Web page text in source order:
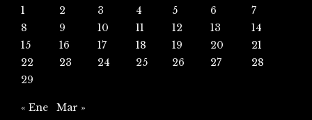
1
2 3 4 5 6
7
8
9 10 11 12 13
14
15
16 17 18 19 20
21
22
23 24 25 26 27
28
29
« Ene Mar »